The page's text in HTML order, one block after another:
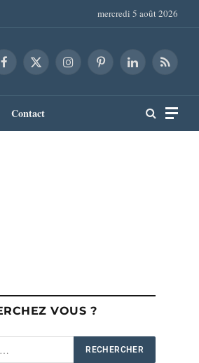
mercredi 5 août 2026
Facebook
X
InstagramPinterestLinkedInRSS
Contact
VOUS ?